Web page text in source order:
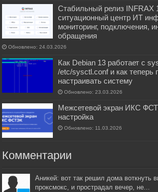
Стабильный релиз INFRAX
ситуационный центр ИТ
мониторинг, подключения,
обращения
Обновлено: 24.03.2026
Как Debian 13 работает с
/etc/sysctl.conf и как теперь
настраивать систему
Обновлено: 23.03.2026
Межсетевой экран ИКС
настройка
Обновлено: 11.03.2026
Комментарии
Аникей: вот так решил дома воткнуть
проксмокс, и прострадал вечер, не...